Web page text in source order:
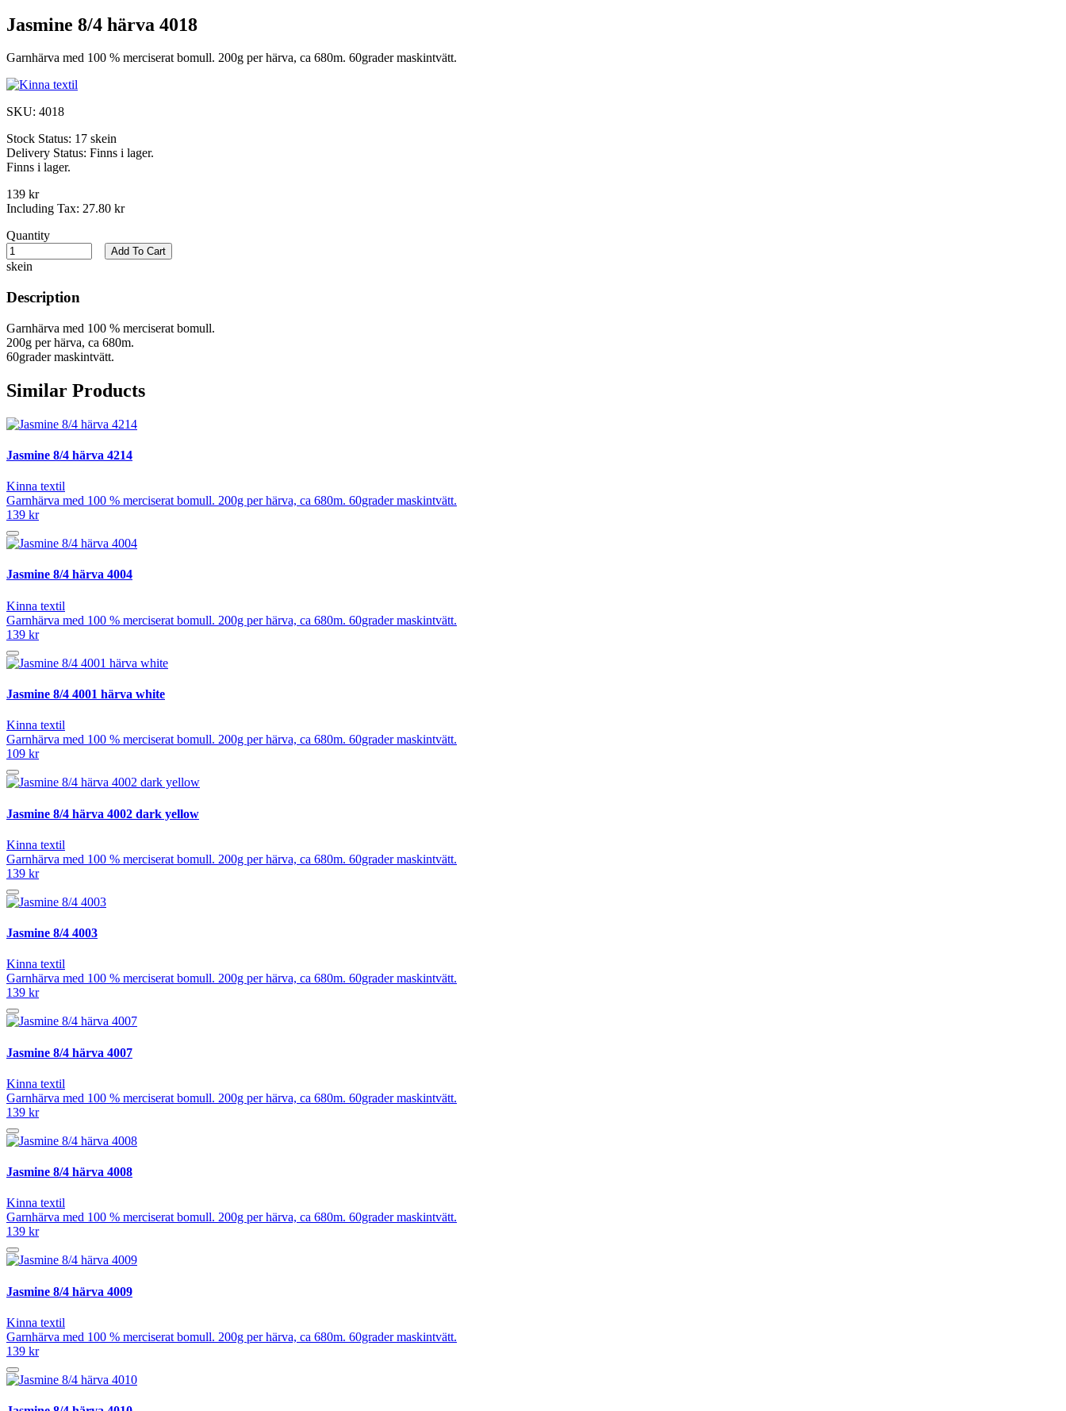
Jasmine 8/4 härva 4018
Garnhärva med 100 % merciserat bomull. 200g per härva, ca 680m. 60grader maskintvätt.
SKU: 4018
Stock Status: 17 skein
Delivery Status: Finns i lager.
Finns i lager.
139 kr
Including Tax: 27.80 kr
Quantity
skein
Add To Cart
Description
Garnhärva med 100 % merciserat bomull.
200g per härva, ca 680m.
60grader maskintvätt.
Similar Products
Jasmine 8/4 härva 4214
Kinna textil
Garnhärva med 100 % merciserat bomull. 200g per härva, ca 680m. 60grader maskintvätt.
139 kr
Jasmine 8/4 härva 4004
Kinna textil
Garnhärva med 100 % merciserat bomull. 200g per härva, ca 680m. 60grader maskintvätt.
139 kr
Jasmine 8/4 4001 härva white
Kinna textil
Garnhärva med 100 % merciserat bomull. 200g per härva, ca 680m. 60grader maskintvätt.
109 kr
Jasmine 8/4 härva 4002 dark yellow
Kinna textil
Garnhärva med 100 % merciserat bomull. 200g per härva, ca 680m. 60grader maskintvätt.
139 kr
Jasmine 8/4 4003
Kinna textil
Garnhärva med 100 % merciserat bomull. 200g per härva, ca 680m. 60grader maskintvätt.
139 kr
Jasmine 8/4 härva 4007
Kinna textil
Garnhärva med 100 % merciserat bomull. 200g per härva, ca 680m. 60grader maskintvätt.
139 kr
Jasmine 8/4 härva 4008
Kinna textil
Garnhärva med 100 % merciserat bomull. 200g per härva, ca 680m. 60grader maskintvätt.
139 kr
Jasmine 8/4 härva 4009
Kinna textil
Garnhärva med 100 % merciserat bomull. 200g per härva, ca 680m. 60grader maskintvätt.
139 kr